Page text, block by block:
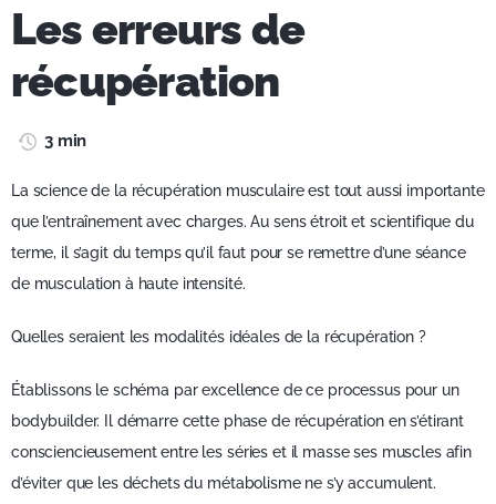
Les erreurs de
récupération
3 min
La science de la récupération musculaire est tout aussi importante
que l’entraînement avec charges. Au sens étroit et scientifique du
terme, il s’agit du temps qu’il faut pour se remettre d’une séance
de musculation à haute intensité.
Quelles seraient les modalités idéales de la récupération ?
Établissons le schéma par excellence de ce processus pour un
bodybuilder. Il démarre cette phase de récupération en s’étirant
consciencieusement entre les séries et il masse ses muscles afin
d’éviter que les déchets du métabolisme ne s’y accumulent.